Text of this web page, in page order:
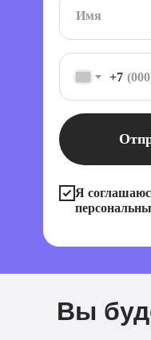
+7
Я
Вы